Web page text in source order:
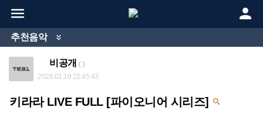
 
추천음악 
비공개 ( )
2026.01.19 22:45:43
키라라 LIVE FULL [파이오니어 시리즈] 